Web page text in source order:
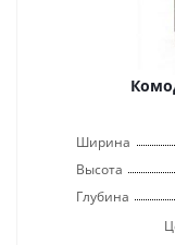
Ширина
Высота
Глубина